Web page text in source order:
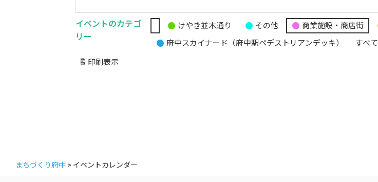
イベントのカテゴ
リー
無
題
けやき並木通り その他 商業施設・商店街
府中スカイナード（府中駅ペデストリアンデッキ）
すべて
印刷 表示
まちづくり府中 > イベントカレンダー